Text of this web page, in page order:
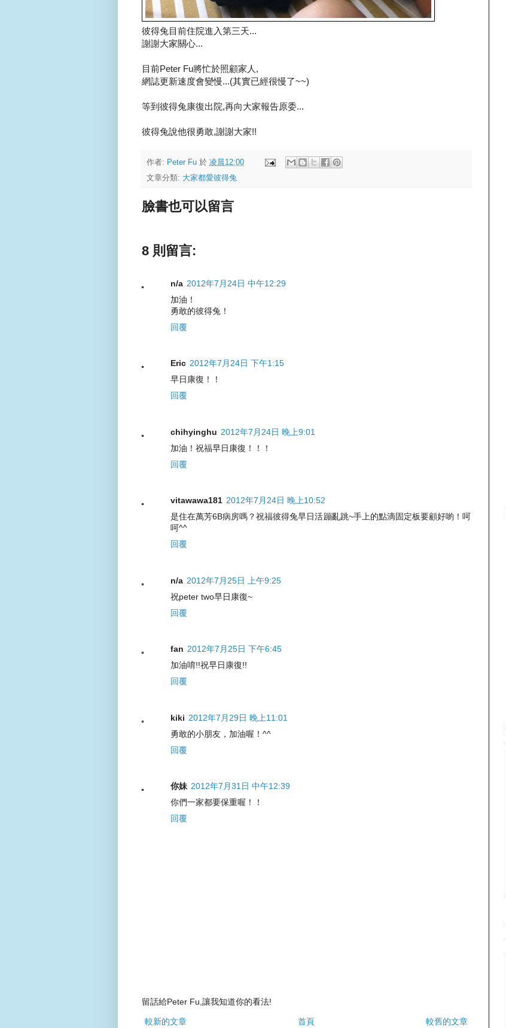
彼得兔目前住院進入第三天...
謝謝大家關心...
目前Peter Fu將忙於照顧家人,
網誌更新速度會變慢...(其實已經很慢了~~)
等到彼得兔康復出院,再向大家報告原委...
彼得兔說他很勇敢,謝謝大家!!
作者: Peter Fu 於 凌晨12:00
文章分類: 大家都愛彼得兔
臉書也可以留言
8 則留言:
n/a 2012年7月24日 中午12:29
加油！
勇敢的彼得兔！
回覆
Eric 2012年7月24日 下午1:15
早日康復！！
回覆
chihyinghu 2012年7月24日 晚上9:01
加油！祝福早日康復！！！
回覆
vitawawa181 2012年7月24日 晚上10:52
是住在萬芳6B病房嗎？祝福彼得兔早日活蹦亂跳~手上的點滴固定板要顧好喲！呵
呵^^
回覆
n/a 2012年7月25日 上午9:25
祝peter two早日康復~
回覆
fan 2012年7月25日 下午6:45
加油唷!!祝早日康復!!
回覆
kiki 2012年7月29日 晚上11:01
勇敢的小朋友，加油喔！^^
回覆
你妹 2012年7月31日 中午12:39
你們一家都要保重喔！！
回覆
留話給Peter Fu,讓我知道你的看法!
較新的文章 較舊的文章
首頁